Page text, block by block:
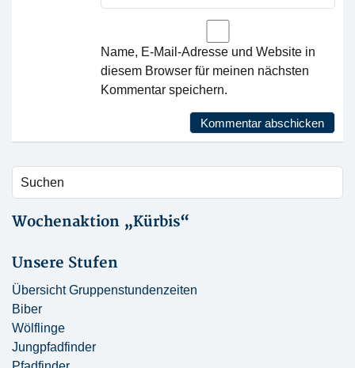
Name, E-Mail-Adresse und Website in
diesem Browser für meinen nächsten
Kommentar speichern.
Wochenaktion „Kürbis“
Unsere Stufen
Übersicht Gruppenstundenzeiten
Biber
Wölflinge
Jungpfadfinder